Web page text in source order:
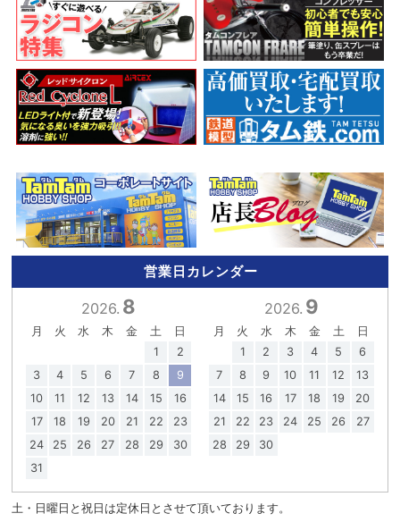
営業日カレンダー
2026. 8
月 火 水 木 金 土
日
1
2
3
4 5 6 7 8
9
10
11 12 13 14 15
16
17
18 19 20 21 22
23
24
25 26 27 28 29
30
31
2026. 9
月 火 水 木 金 土
日
1
2 3 4 5
6
7
8 9 10 11 12
13
14
15 16 17 18 19
20
21
22 23 24 25 26
27
28
29 30
土・日曜日と祝日は定休日とさせて頂いております。